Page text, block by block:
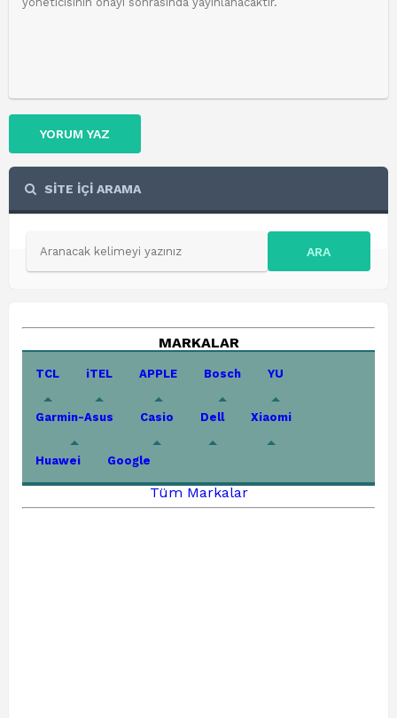
YORUM YAZ
SİTE İÇİ ARAMA
ARA
MARKALAR
TCL iTEL APPLE Bosch YU
Garmin-Asus Casio Dell Xiaomi
Huawei Google
Tüm Markalar